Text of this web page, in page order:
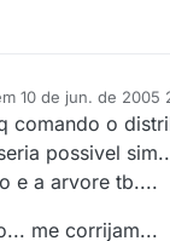
10 de jun. de 2005
por
comando o
possivel
e a arvore tb....
me corrijam...